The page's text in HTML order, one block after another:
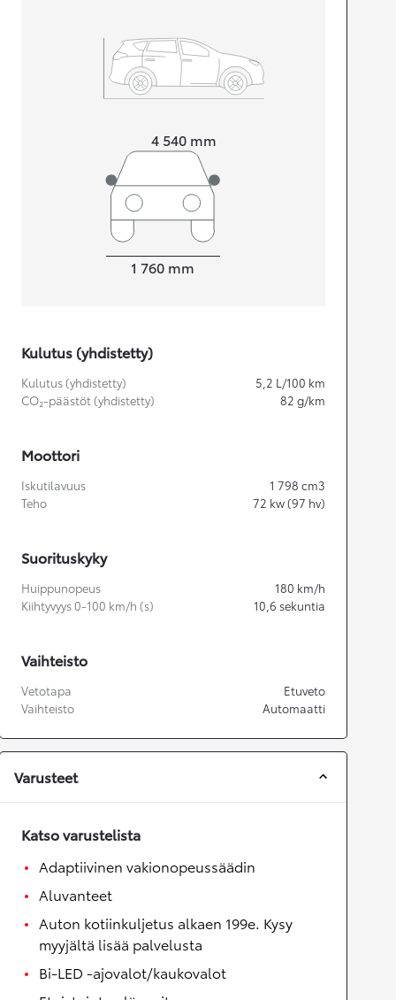
4 540 mm
1 760 mm
Kulutus (yhdistetty)
Kulutus (yhdistetty) 5,2 L/100 km
CO₂-päästöt (yhdistetty)
82 g/km
Moottori
Iskutilavuus 1 798 cm3
Teho
72 kw (97 hv)
Suorituskyky
Huippunopeus 180 km/h
Kiihtyvyys 0-100 km/h (s)
10,6 sekuntia
Vaihteisto
Vetotapa
Etuveto
Vaihteisto
Automaatti
Varusteet
Katso varustelista
Adaptiivinen vakionopeussäädin
Aluvanteet
Auton kotiinkuljetus alkaen 199e. Kysy
myyjältä lisää palvelusta
Bi-LED -ajovalot/kaukovalot